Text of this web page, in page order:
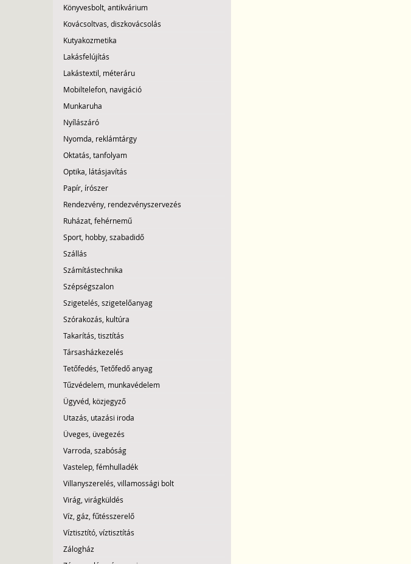
Könyvesbolt, antikvárium
Kovácsoltvas, diszkovácsolás
Kutyakozmetika
Lakásfelújítás
Lakástextil, méteráru
Mobiltelefon, navigáció
Munkaruha
Nyílászáró
Nyomda, reklámtárgy
Oktatás, tanfolyam
Optika, látásjavítás
Papír, írószer
Rendezvény, rendezvényszervezés
Ruházat, fehérnemű
Sport, hobby, szabadidő
Szállás
Számítástechnika
Szépségszalon
Szigetelés, szigetelőanyag
Szórakozás, kultúra
Takarítás, tisztítás
Társasházkezelés
Tetőfedés, Tetőfedő anyag
Tűzvédelem, munkavédelem
Ügyvéd, közjegyző
Utazás, utazási iroda
Üveges, üvegezés
Varroda, szabóság
Vastelep, fémhulladék
Villanyszerelés, villamossági bolt
Virág, virágküldés
Víz, gáz, fűtésszerelő
Víztisztító, víztisztítás
Zálogház